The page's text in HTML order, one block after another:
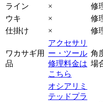
ライン
×
修
ウキ
×
修
仕掛け
× 修
ワカサギ用
品
アクセサリ
ー・ツール
修理料金は
こちら
角
場
オシアリミ
テッドプラ